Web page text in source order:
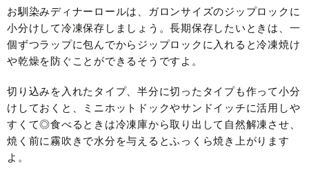
お馴染みディナーロールは、ガロンサイズのジップロックに
小分けして冷凍保存しましょう。長期保存したいときは、一
個ずつラップに包んでからジップロックに入れると冷凍焼け
や乾燥を防ぐことができるそうですよ。
切り込みを入れたタイプ、半分に切ったタイプも作って小分
けしておくと、ミニホットドックやサンドイッチに活用しや
すくて◎食べるときは冷凍庫から取り出して自然解凍させ、
焼く前に霧吹きで水分を与えるとふっくら焼き上がります
よ。